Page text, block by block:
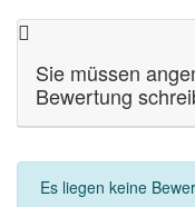
Sie müssen
Bewertung
Es liegen keine